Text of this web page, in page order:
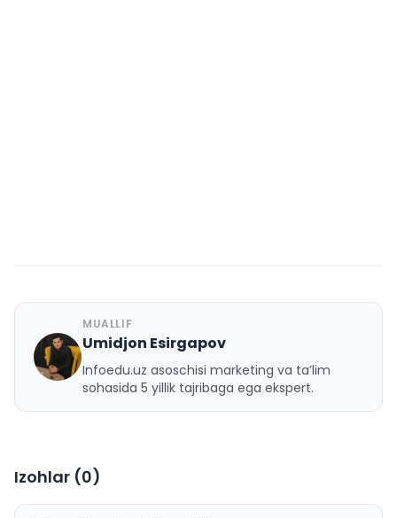
U
MUALLIF
Umidjon Esirgapov
Infoedu.uz asoschisi marketing va ta’lim
sohasida 5 yillik tajribaga ega ekspert.
Izohlar (0)